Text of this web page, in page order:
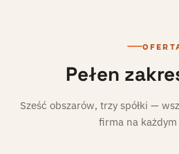
Pełen
Sześć obszarów, trzy spółki —
firma na każdym